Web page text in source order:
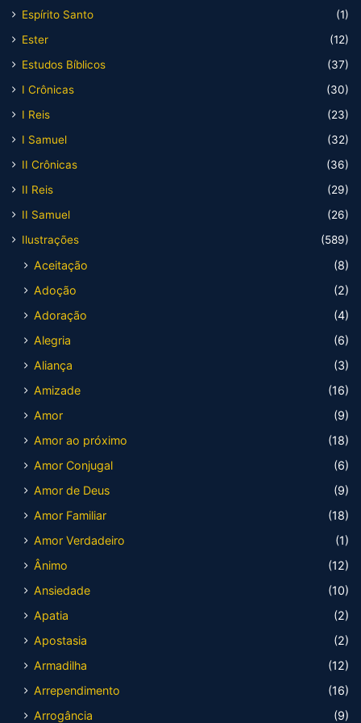
Espírito Santo
(1)
Ester
(12)
Estudos Bíblicos
(37)
I Crônicas
(30)
I Reis
(23)
I Samuel
(32)
II Crônicas
(36)
II Reis
(29)
II Samuel
(26)
Ilustrações
(589)
Aceitação
(8)
Adoção
(2)
Adoração
(4)
Alegria
(6)
Aliança
(3)
Amizade
(16)
Amor
(9)
Amor ao próximo
(18)
Amor Conjugal
(6)
Amor de Deus
(9)
Amor Familiar
(18)
Amor Verdadeiro
(1)
Ânimo
(12)
Ansiedade
(10)
Apatia
(2)
Apostasia
(2)
Armadilha
(12)
Arrependimento
(16)
Arrogância
(9)